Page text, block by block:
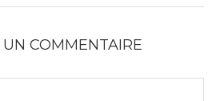
UN COMMENTAIRE